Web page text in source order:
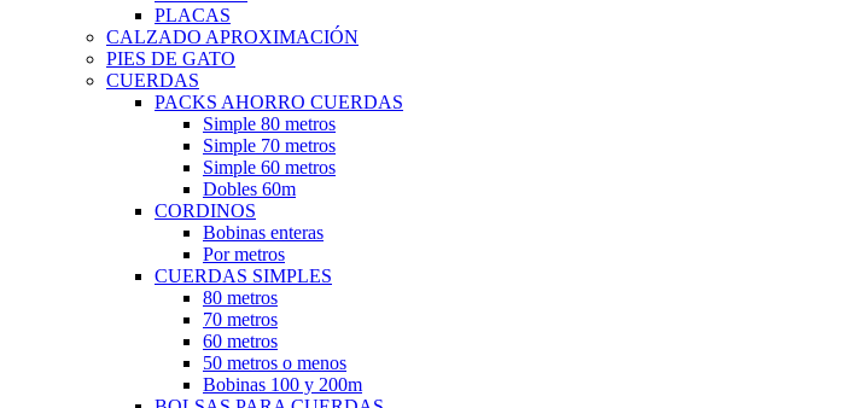
PLACAS
CALZADO APROXIMACIÓN
PIES DE GATO
CUERDAS
PACKS AHORRO CUERDAS
Simple 80 metros
Simple 70 metros
Simple 60 metros
Dobles 60m
CORDINOS
Bobinas enteras
Por metros
CUERDAS SIMPLES
80 metros
70 metros
60 metros
50 metros o menos
Bobinas 100 y 200m